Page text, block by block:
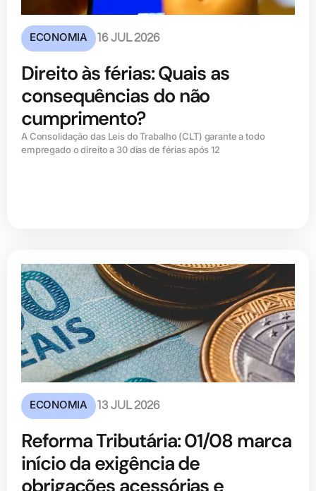
ECONOMIA 16 JUL 2026
Direito às férias: Quais as
consequências do não
cumprimento?
A Consolidação das Leis do Trabalho (CLT) garante a todo
empregado o direito a 30 dias de férias após 12
ECONOMIA 13 JUL 2026
Reforma Tributária: 01/08 marca
início da exigência de
obrigações acessórias e